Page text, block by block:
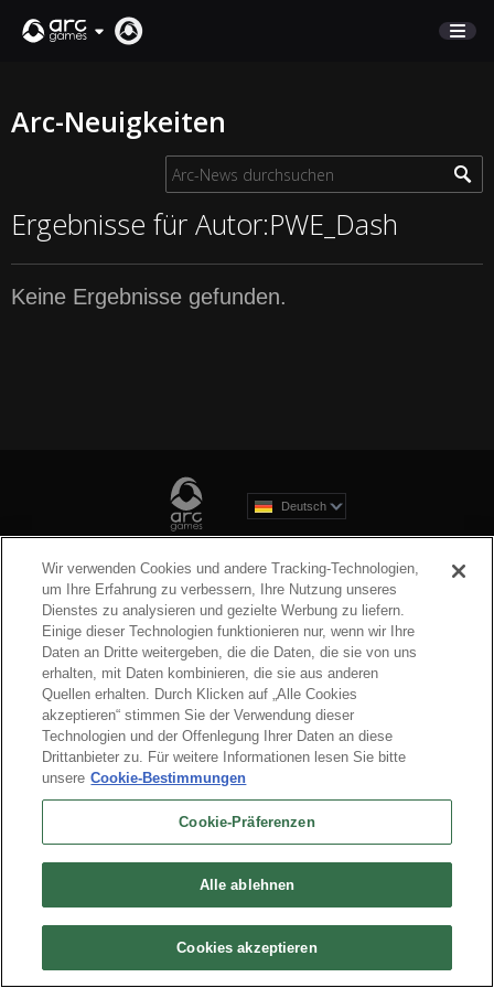
KUNDENSERVICE
English
Deutsch
Arc-Neuigkeiten
Ergebnisse für Autor:PWE_Dash
Keine Ergebnisse gefunden.
Deutsch
Deinstallation
Kontakt
Karriere
Cookie-Präferenzen
Meine persönlichen Daten nicht verkaufen oder weitergebe
© 2026 Arc Games Inc. All rights reserved. All trademarks are property of their
respective owners.
Wir verwenden Cookies und andere Tracking-Technologien,
um Ihre Erfahrung zu verbessern, Ihre Nutzung unseres
Dienstes zu analysieren und gezielte Werbung zu liefern.
Einige dieser Technologien funktionieren nur, wenn wir Ihre
Daten an Dritte weitergeben, die die Daten, die sie von uns
erhalten, mit Daten kombinieren, die sie aus anderen
Quellen erhalten. Durch Klicken auf „Alle Cookies
akzeptieren“ stimmen Sie der Verwendung dieser
Technologien und der Offenlegung Ihrer Daten an diese
Drittanbieter zu. Für weitere Informationen lesen Sie bitte
unsere Cookie-Bestimmungen
Cookie-Präferenzen
Alle ablehnen
Cookies akzeptieren